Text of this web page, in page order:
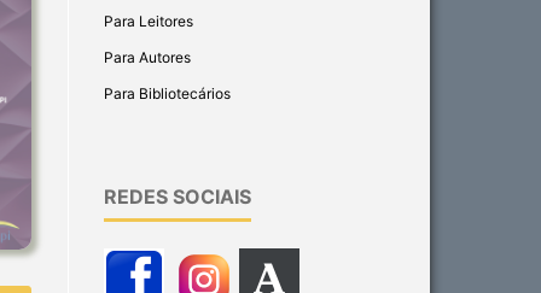
Para Leitores
Para Autores
Para Bibliotecários
REDES SOCIAIS